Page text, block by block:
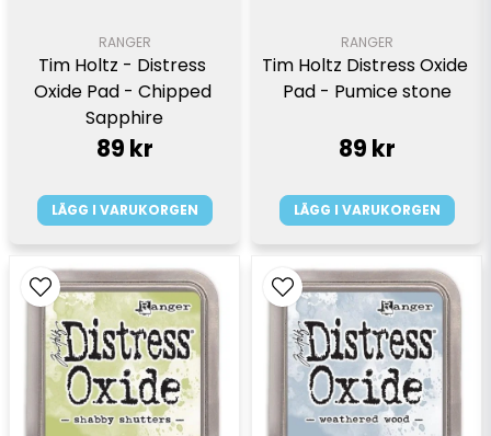
RANGER
Tim Holtz - Distress
Oxide Pad - Chipped
Sapphire
89 kr
LÄGG I VARUKORGEN
RANGER
Tim Holtz Distress Oxide
Pad - Pumice stone
89 kr
LÄGG I VARUKORGEN